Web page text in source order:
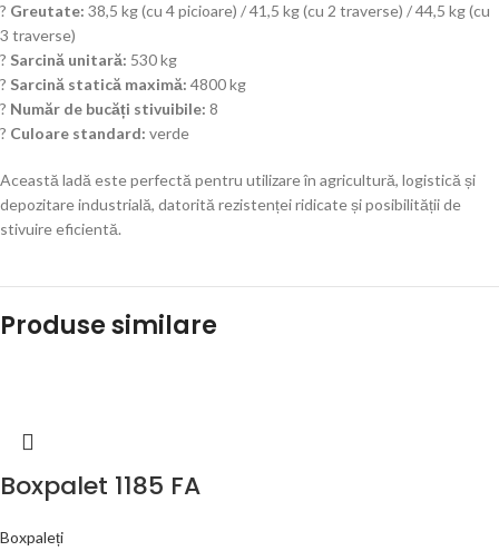
? Greutate: 38,5 kg (cu 4 picioare) / 41,5 kg (cu 2 traverse) / 44,5 kg (cu
3 traverse)
? Sarcină unitară: 530 kg
? Sarcină statică maximă: 4800 kg
? Număr de bucăți stivuibile: 8
? Culoare standard: verde
Această ladă este perfectă pentru utilizare în agricultură, logistică și
depozitare industrială, datorită rezistenței ridicate și posibilității de
stivuire eficientă.
Produse similare
Boxpalet 1185 FA
Boxpaleți